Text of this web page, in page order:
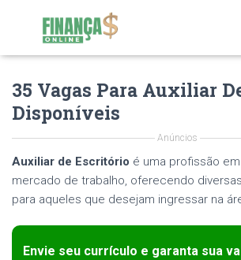
35 Vagas Para Auxiliar
Disponíveis
Anúncios
Auxiliar de Escritório é uma profissão
mercado de trabalho, oferecendo
para aqueles que desejam ingressar na
Envie seu currículo e garanta sua